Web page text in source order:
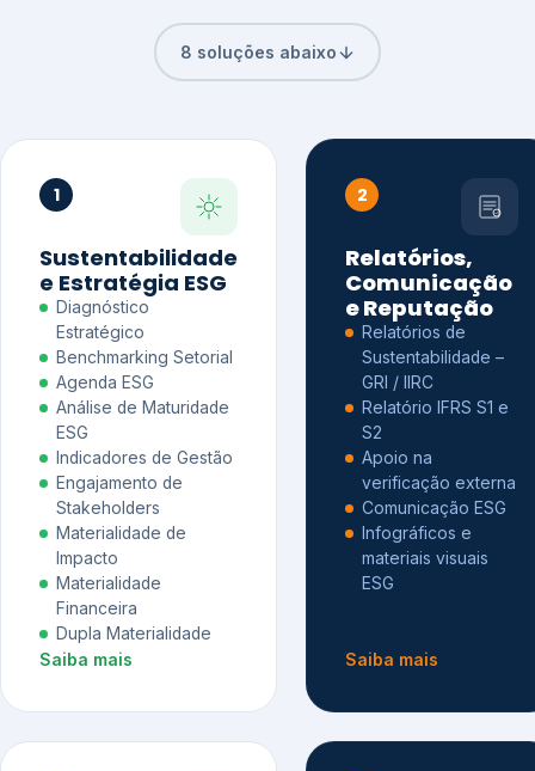
8 soluções abaixo
1
Sustentabilidade
e Estratégia ESG
Diagnóstico
Estratégico
Benchmarking Setorial
Agenda ESG
Análise de Maturidade
ESG
Indicadores de Gestão
Engajamento de
Stakeholders
Materialidade de
Impacto
Materialidade
Financeira
Dupla Materialidade
Saiba mais
2
Relatórios,
Comunicação
e Reputação
Relatórios de
Sustentabilidade –
GRI / IIRC
Relatório IFRS S1 e
S2
Apoio na
verificação externa
Comunicação ESG
Infográficos e
materiais visuais
ESG
Saiba mais